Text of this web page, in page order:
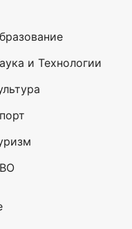
и Технологии